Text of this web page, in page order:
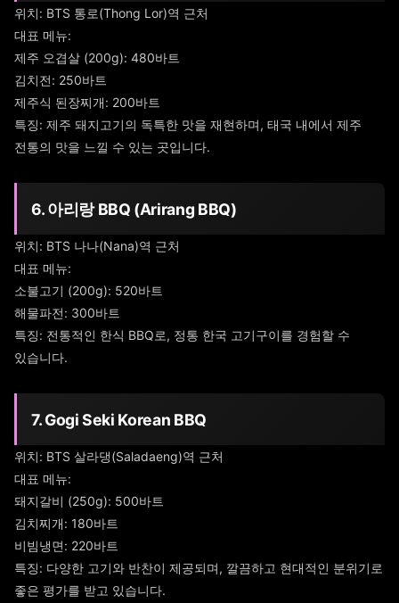
위치: BTS 통로(Thong Lor)역 근처
대표 메뉴:
제주 오겹살 (200g): 480바트
김치전: 250바트
제주식 된장찌개: 200바트
특징: 제주 돼지고기의 독특한 맛을 재현하며, 태국 내에서 제주
전통의 맛을 느낄 수 있는 곳입니다.
6. 아리랑 BBQ (Arirang BBQ)
위치: BTS 나나(Nana)역 근처
대표 메뉴:
소불고기 (200g): 520바트
해물파전: 300바트
특징: 전통적인 한식 BBQ로, 정통 한국 고기구이를 경험할 수
있습니다.
7. Gogi Seki Korean BBQ
위치: BTS 살라댕(Saladaeng)역 근처
대표 메뉴:
돼지갈비 (250g): 500바트
김치찌개: 180바트
비빔냉면: 220바트
특징: 다양한 고기와 반찬이 제공되며, 깔끔하고 현대적인 분위기로
좋은 평가를 받고 있습니다.